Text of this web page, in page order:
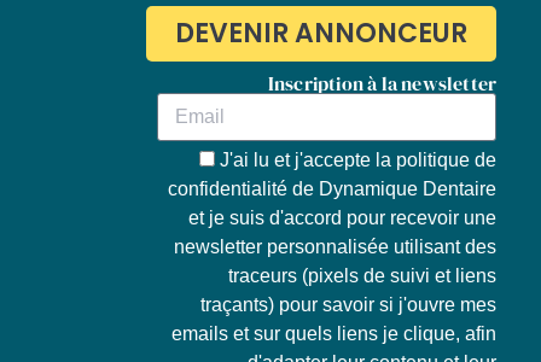
DEVENIR ANNONCEUR
Inscription à la newsletter
J'ai lu et j'accepte la politique de
confidentialité de Dynamique Dentaire
et je suis d'accord pour recevoir une
newsletter personnalisée utilisant des
traceurs (pixels de suivi et liens
traçants) pour savoir si j'ouvre mes
emails et sur quels liens je clique, afin